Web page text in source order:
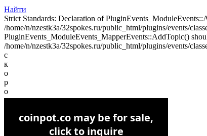
Найти
Strict Standards: Declaration of
/home/n/nzestk3a/32spokes.ru/public_html/plugins/events/
PluginEvents_ModuleEvents_MapperEvents::AddTopic()
/home/n/nzestk3a/32spokes.ru/public_html/plugins/events/
с
к
о
р
о